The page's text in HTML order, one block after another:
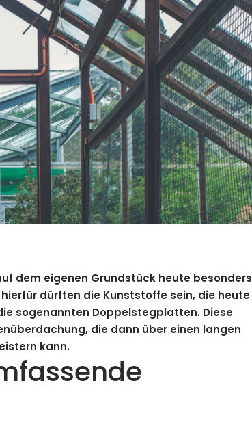
dem eigenen Grundstück heute besonders
dürften die Kunststoffe sein, die heute
sogenannten Doppelstegplatten. Diese
die dann über einen langen
kann.